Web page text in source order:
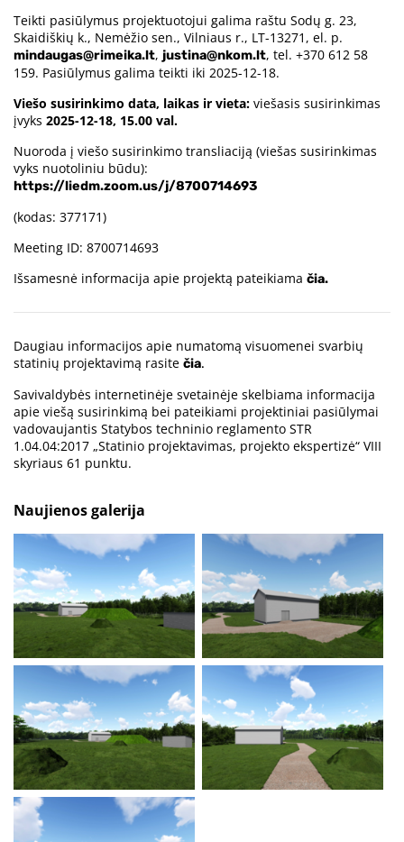
Teikti pasiūlymus projektuotojui galima raštu Sodų g. 23,
Skaidiškių k., Nemėžio sen., Vilniaus r., LT-13271, el. p.
mindaugas@rimeika.lt, justina@nkom.lt, tel. +370 612 58
159. Pasiūlymus galima teikti iki 2025-12-18.
Viešo susirinkimo data, laikas ir vieta: viešasis susirinkimas
įvyks 2025-12-18, 15.00 val.
Nuoroda į viešo susirinkimo transliaciją (viešas susirinkimas
vyks nuotoliniu būdu):
https://liedm.zoom.us/j/8700714693
(kodas: 377171)
Meeting ID: 8700714693
Išsamesnė informacija apie projektą pateikiama čia.
Daugiau informacijos apie numatomą visuomenei svarbių
statinių projektavimą rasite čia.
Savivaldybės internetinėje svetainėje skelbiama informacija
apie viešą susirinkimą bei pateikiami projektiniai pasiūlymai
vadovaujantis Statybos techninio reglamento STR
1.04.04:2017 „Statinio projektavimas, projekto ekspertizė“ VIII
skyriaus 61 punktu.
Naujienos galerija